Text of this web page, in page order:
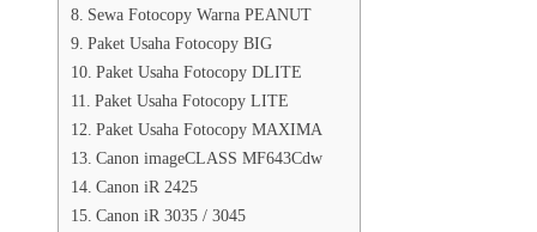
Sewa Fotocopy Warna PEANUT
Paket Usaha Fotocopy BIG
Paket Usaha Fotocopy DLITE
Paket Usaha Fotocopy LITE
Paket Usaha Fotocopy MAXIMA
Canon imageCLASS MF643Cdw
Canon iR 2425
Canon iR 3035 / 3045